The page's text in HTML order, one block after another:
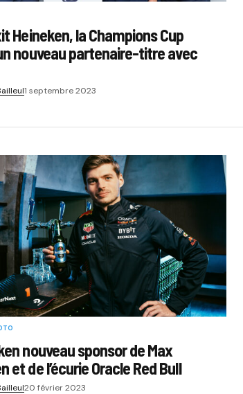
Heineken, la Champions Cup
nouveau partenaire-titre avec
1 septembre 2023
nouveau sponsor de Max
et de l’écurie Oracle Red Bull
20 février 2023